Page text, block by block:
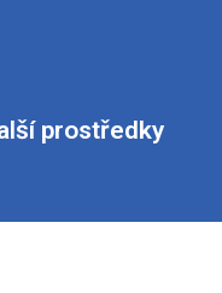
prostředky
síranu měďnatého